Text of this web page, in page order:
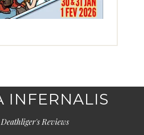
INFERNALIS
Deathliger's Reviews